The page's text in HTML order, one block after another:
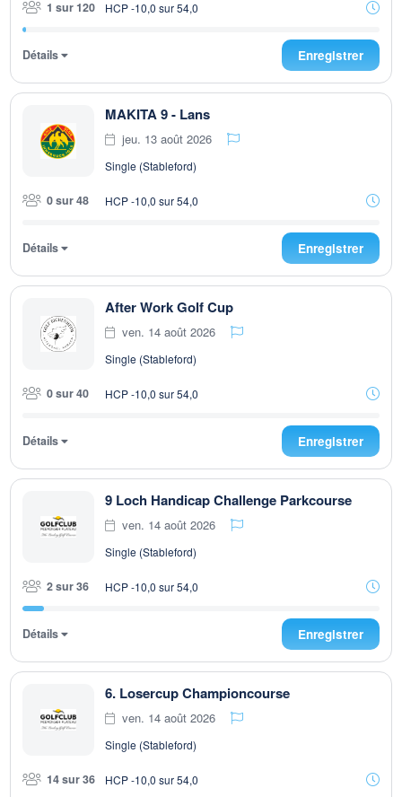
1 sur 120 HCP -10,0 sur 54,0
Détails Enregistrer
MAKITA 9 - Lans
jeu. 13 août 2026
Single (Stableford)
0 sur 48 HCP -10,0 sur 54,0
Détails Enregistrer
After Work Golf Cup
ven. 14 août 2026
Single (Stableford)
0 sur 40 HCP -10,0 sur 54,0
Détails Enregistrer
9 Loch Handicap Challenge Parkcourse
ven. 14 août 2026
Single (Stableford)
2 sur 36 HCP -10,0 sur 54,0
Détails Enregistrer
6. Losercup Championcourse
ven. 14 août 2026
Single (Stableford)
14 sur 36 HCP -10,0 sur 54,0